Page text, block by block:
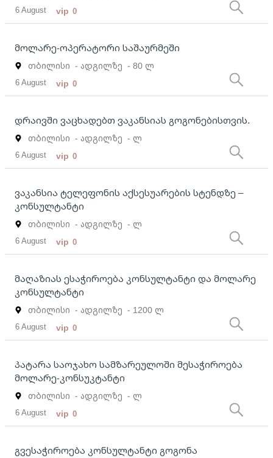
6 August vip 0
მოლარე-ოპერატორი საშაურმეში
თბილისი - ადგილზე - 80 ლ
6 August vip 0
დრაივში ვაცხადებთ ვაკანსიას გოგონებისთვის.
თბილისი - ადგილზე - ლ
6 August vip 0
ვაკანსია ტელეფონის აქსესუარების სტენდზე –
კონსულტანტი
თბილისი - ადგილზე - ლ
6 August vip 0
მაღაზიას ესაჭიროება კონსულტანტი და მოლარე
კონსულტანტი
თბილისი - ადგილზე - 1200 ლ
6 August vip 0
პატარა საოჯახო სამზარეულოში მესაჭიროება
მოლარე-კონსუკტანტი
თბილისი - ადგილზე - ლ
6 August vip 0
გვესაჭიროება კონსულტანტი გოგონა